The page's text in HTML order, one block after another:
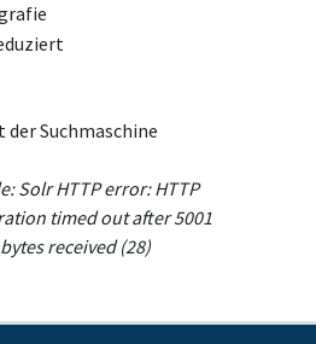
Suchmaschine
Solr HTTP error: HTTP
timed out after 5001
received (28)